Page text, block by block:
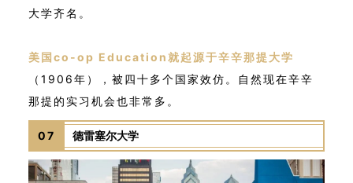
大学齐名。
美国co-op Education就起源于辛辛那提大学
（1906年），被四十多个国家效仿。自然现在辛辛
那提的实习机会也非常多。
07 德雷塞尔大学